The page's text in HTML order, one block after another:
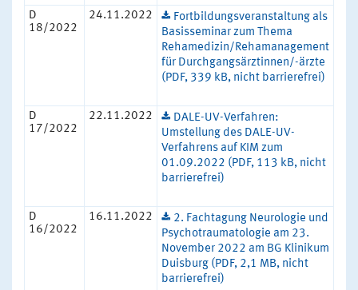
D
18/2022
24.11.2022
Fortbildungsveranstaltung als
Basisseminar zum Thema
Rehamedizin/Rehamanagement
für Durchgangsärztinnen/-ärzte
(PDF, 339 kB, nicht barrierefrei)
D
17/2022
22.11.2022
DALE-UV-Verfahren:
Umstellung des DALE-UV-
Verfahrens auf KIM zum
01.09.2022 (PDF, 113 kB, nicht
barrierefrei)
D
16/2022
16.11.2022
2. Fachtagung Neurologie und
Psychotraumatologie am 23.
November 2022 am BG Klinikum
Duisburg (PDF, 2,1 MB, nicht
barrierefrei)